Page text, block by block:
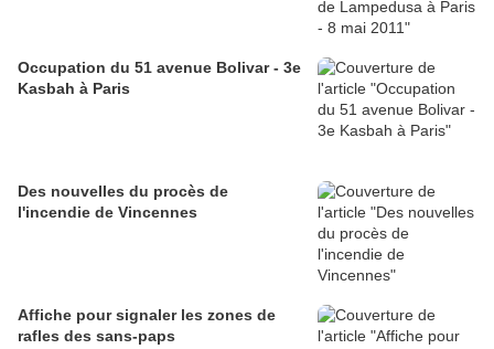
Occupation du 51 avenue Bolivar - 3e
Kasbah à Paris
Des nouvelles du procès de
l'incendie de Vincennes
Affiche pour signaler les zones de
rafles des sans-paps